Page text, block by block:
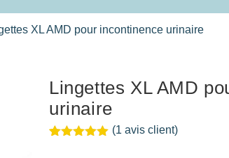
XL AMD pour incontinence urinaire
Lingettes XL AMD
urinaire
(1 avis client)